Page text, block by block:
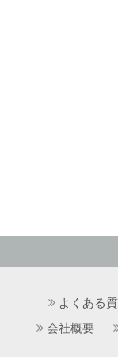
よくある
会社概要